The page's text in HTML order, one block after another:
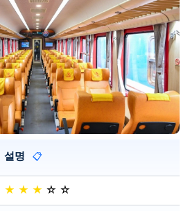
설명 📋
★ ★ ★ ☆ ☆